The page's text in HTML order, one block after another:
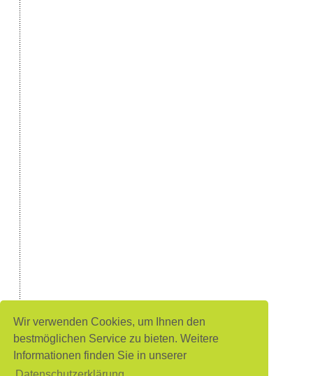
Wir verwenden Cookies, um Ihnen den
bestmöglichen Service zu bieten. Weitere
Informationen finden Sie in unserer